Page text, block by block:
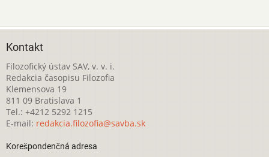
Kontakt
Filozofický ústav SAV, v. v. i.
Redakcia časopisu Filozofia
Klemensova 19
811 09 Bratislava 1
Tel.: +4212 5292 1215
E-mail: redakcia.filozofia@savba.sk
Korešpondenčná adresa